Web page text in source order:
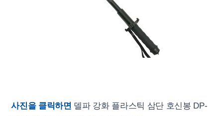
사진을 클릭하면 델파 강화 플라스틱 삼단 호신봉 DP-